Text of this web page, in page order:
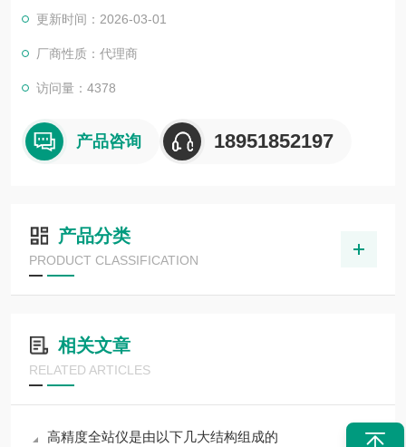
更新时间：2026-03-01
厂商性质：代理商
访问量：4378
产品咨询 18951852197
产品分类
PRODUCT CLASSIFICATION
相关文章
RELATED ARTICLES
高精度全站仪是由以下几大结构组成的